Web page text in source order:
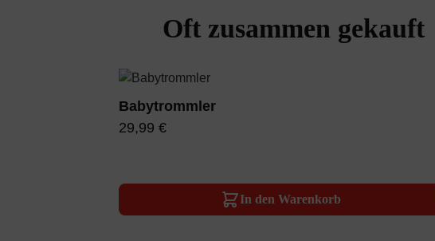
Oft zusammen gekauft
Babytrommler
29,99 €
In den Warenkorb